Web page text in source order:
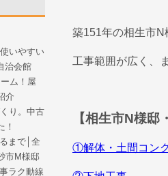
築151年の相生市N
工事範囲が広く、
【相生市N様邸
①解体・土間コン
いやすい
治会館
ム！屋
介
り。中古
！
まで│全
市M様邸
ラク動線